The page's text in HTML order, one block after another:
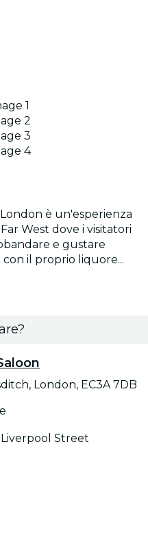
1
2
3
4
è un'esperienza
West dove i visitatori
e gustare
il proprio liquore...
London, EC3A 7DB
Liverpool Street